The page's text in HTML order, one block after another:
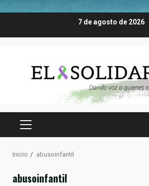
7 de agosto de 2026
MENÚ
Inicio abusoinfantil
abusoinfantil